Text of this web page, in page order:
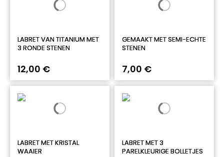
LABRET VAN TITANIUM MET
3 RONDE STENEN
12,00 €
GEMAAKT MET SEMI-ECHTE
STENEN
7,00 €
LABRET MET KRISTAL
WAAIER
LABRET MET 3
PARELKLEURIGE BOLLETJES